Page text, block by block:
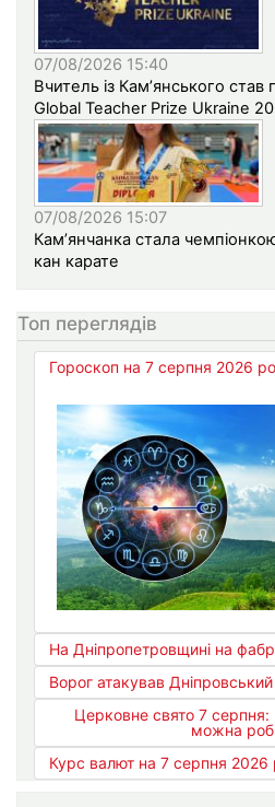
07/08/2026 15:40
Вчитель із Кам’янського став
Global Teacher Prize Ukraine
07/08/2026 15:07
Кам’янчанка стала
кан карате
Топ переглядів
Гороскоп на 7 серпня 2026
На Дніпропетровщині на
Ворог атакував
Церковне свято 7
можна
Курс валют на 7 серпня 2026